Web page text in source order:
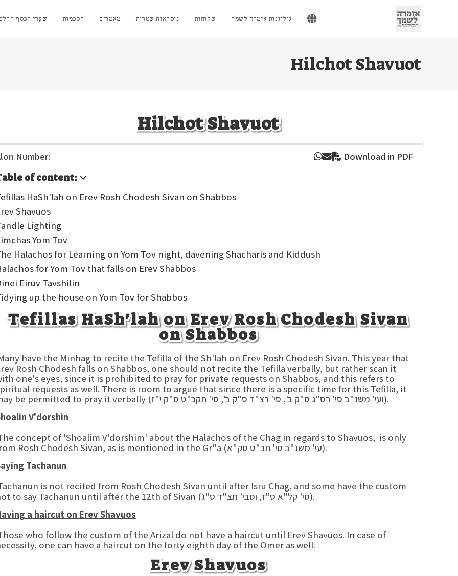
גיליונות אזמרה לשמך שלוחות נוסחאות שטרות מאמרים הסכמות שערי הכסף
Hilchot Shavuot
Hilchot Shavuot
Number:
Download in PDF
of content:
HaSh'lah on Erev Rosh Chodesh Sivan on Shabbos
Shavuos
Lighting
Yom Tov
Halachos for Learning on Yom Tov night, davening Shacharis and Kiddush
for Yom Tov that falls on Erev Shabbos
Eiruv Tavshilin
up the house on Yom Tov for Shabbos
Tefillas HaSh'lah on Erev Rosh Chodesh Sivan
on Shabbos
have the Minhag to recite the Tefilla of the Sh'lah on Erev Rosh Chodesh Sivan. This year that
Rosh Chodesh falls on Shabbos, one should not recite the Tefilla verbally, but rather scan it
one's eyes, since it is prohibited to pray for private requests on Shabbos, and this refers to
requests as well. There is room to argue that since there is a specific time for this Tefilla, it
may be permitted to pray it verbally (ועי' משנ"ב סי' רס"ג ס"ק ב', סי' רצ"ד ס"ק ב', סי' תקכ"ט ס"ק י"ז).
V'dorshin
concept of 'Shoalim V'dorshim' about the Halachos of the Chag in regards to Shavuos, is only
from Rosh Chodesh Sivan, as is mentioned in the Gr"a (עי' משנ"ב סי' תכ"ט סק"א).
Tachanun
is not recited from Rosh Chodesh Sivan until after Isru Chag, and some have the custom
not to say Tachanun until after the 12th of Sivan (סי' קל"א ס"ז, וסבי' תצ"ד ס"ג).
a haircut on Erev Shavuos
who follow the custom of the Arizal do not have a haircut until Erev Shavuos. In case of
one can have a haircut on the forty eighth day of the Omer as well.
Erev Shavuos